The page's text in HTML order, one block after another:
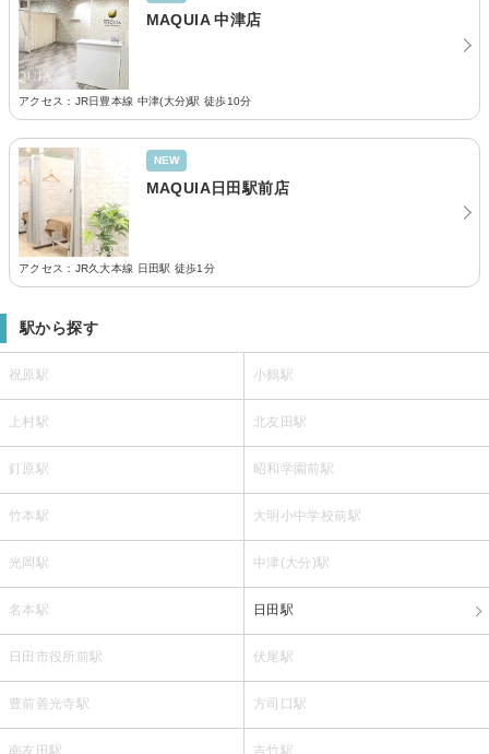
MAQUIA 中津店
アクセス：JR日豊本線 中津(大分)駅 徒歩10分
NEW
MAQUIA日田駅前店
アクセス：JR久大本線 日田駅 徒歩1分
駅から探す
祝原駅 小鶴駅
上村駅 北友田駅
釘原駅 昭和学園前駅
竹本駅 大明小中学校前駅
光岡駅 中津(大分)駅
名本駅 日田駅
日田市役所前駅 伏尾駅
豊前善光寺駅 方司口駅